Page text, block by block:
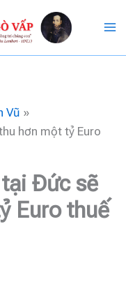
Vũ
hơn một tỷ Euro
Đức sẽ
Euro thuế